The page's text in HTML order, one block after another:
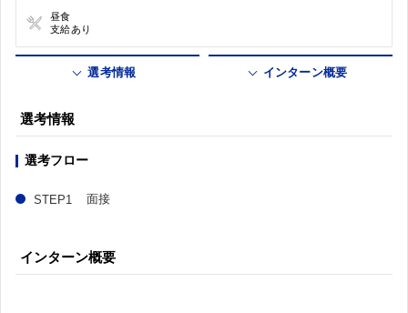
昼食
支給あり
選考情報 インターン概要
選考情報
選考フロー
面接
インターン概要